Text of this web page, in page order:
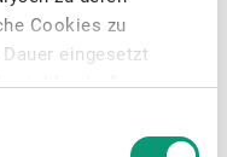
Cookies zu
eingesetzt
einblenden“.
entnehmen Sie